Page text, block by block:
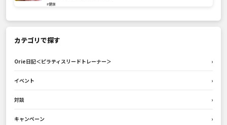
#健康
カテゴリで探す
Orie日記＜ピラティスリードトレーナー＞ ›
イベント ›
対談 ›
キャンペーン ›